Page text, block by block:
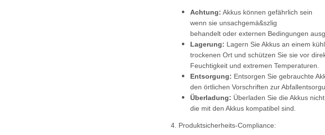
Achtung: Akkus können gefährlich sein
wenn sie unsachgemä&szlig
behandelt oder externen Bedingungen
Lagerung: Lagern Sie Akkus an einem
trockenen Ort und schützen Sie sie vor
Feuchtigkeit und extremen Temperaturen.
Entsorgung: Entsorgen Sie gebrauchte
den örtlichen Vorschriften zur
Überladung: Überladen Sie die Akkus
die mit den Akkus kompatibel sind.
4. Produktsicherheits-Compliance: